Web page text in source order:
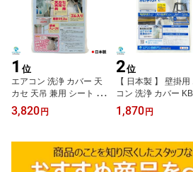
1 位
エアコン 洗浄 カバー 天
カセ 天吊 兼用 シート ホ
ッパー 1～20個入り KT-5
230 天井カセット 【 日
3,820 円
2位
【 日本製 】 壁掛用
コン 洗浄 カバー
6 クリーニング 洗浄
シート 1～30個入り
1,870 円